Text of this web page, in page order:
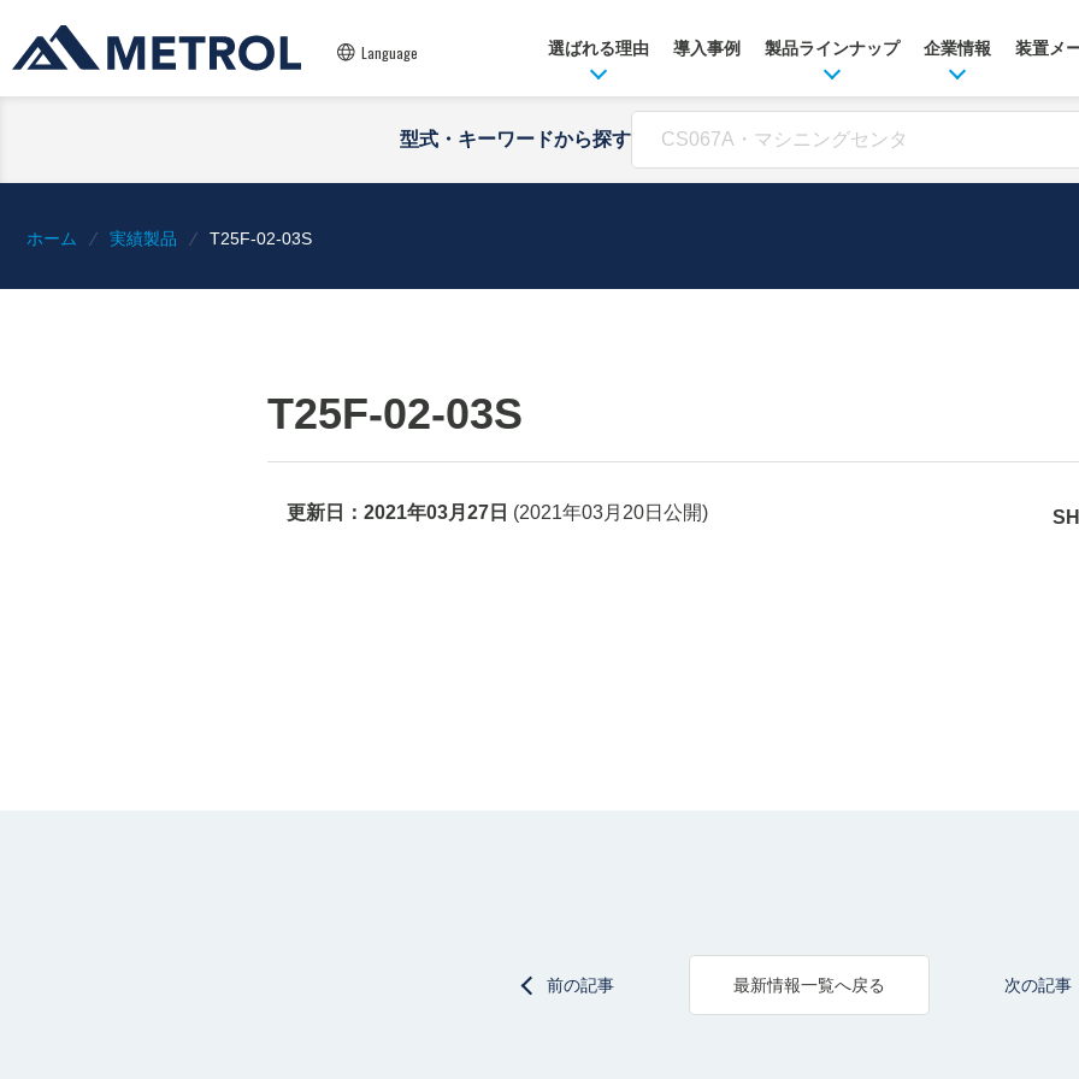
Language 選ばれる理由 導入事例 製品ラインナップ 企業情報 装置メ
型式・キーワードから探す
ホーム 実績製品 T25F-02-03S
T25F-02-03S
更新日： 2021年03月27日 (2021年03月20日 公開)
前の記事 最新情報一覧へ戻る 次の記事